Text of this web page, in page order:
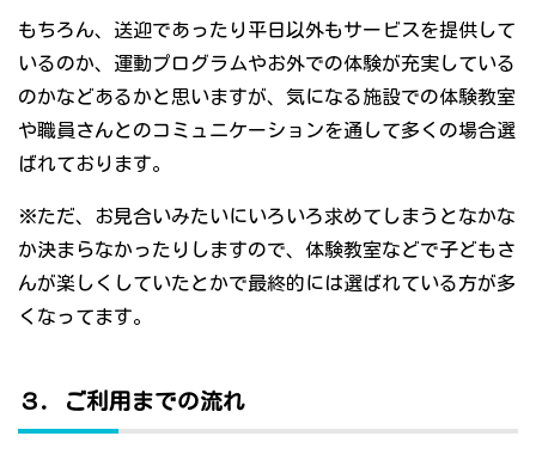
もちろん、送迎であったり平日以外もサービスを提供して
いるのか、運動プログラムやお外での体験が充実している
のかなどあるかと思いますが、気になる施設での体験教室
や職員さんとのコミュニケーションを通して多くの場合選
ばれております。
※ただ、お見合いみたいにいろいろ求めてしまうとなかな
か決まらなかったりしますので、体験教室などで子どもさ
んが楽しくしていたとかで最終的には選ばれている方が多
くなってます。
３．ご利用までの流れ